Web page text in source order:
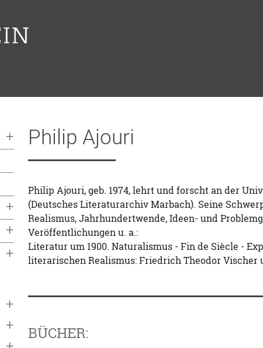
+
+
+
+
+
+
Philip Ajouri
Philip Ajouri, geb. 1974, lehrt und forscht an der
(Deutsches Literaturarchiv Marbach). Seine
Realismus, Jahrhundertwende, Ideen- und
Veröffentlichungen u. a.:
Literatur um 1900. Naturalismus - Fin de Siècle -
literarischen Realismus: Friedrich Theodor Vischer
BÜCHER: